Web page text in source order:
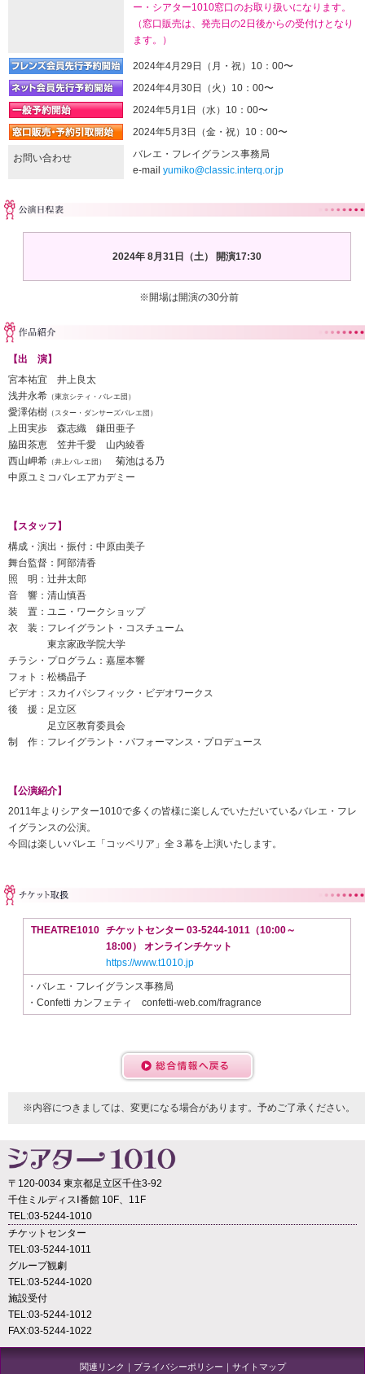
ー・シアター1010窓口のお取り扱いになります。
（窓口販売は、発売日の2日後からの受付けとなり
ます。）
2024年4月29日（月・祝）10：00〜
2024年4月30日（火）10：00〜
2024年5月1日（水）10：00〜
2024年5月3日（金・祝）10：00〜
お問い合わせ
バレエ・フレイグランス事務局
e-mail yumiko@classic.interq.or.jp
2024年 8月31日（土） 開演17:30
※開場は開演の30分前
【出 演】
宮本祐宜 井上良太
浅井永希 （東京シティ・バレエ団）
愛澤佑樹 （スター・ダンサーズバレエ団）
上田実歩 森志織 鎌田亜子
脇田茶恵 笠井千愛 山内綾香
西山岬希 （井上バレエ団）
菊池はる乃
中原ユミコバレエアカデミー
【スタッフ】
構成・演出・振付：中原由美子
舞台監督：阿部清香
照 明：辻井太郎
音 響：清山慎吾
装 置：ユニ・ワークショップ
衣 装：フレイグラント・コスチューム
東京家政学院大学
チラシ・プログラム：嘉屋本響
フォト：松橋晶子
ビデオ：スカイパシフィック・ビデオワークス
後 援：足立区
足立区教育委員会
制 作：フレイグラント・パフォーマンス・プロデュース
【公演紹介】
2011年よりシアター1010で多くの皆様に楽しんでいただいているバレエ・フレ
イグランスの公演。
今回は楽しいバレエ「コッペリア」全３幕を上演いたします。
THEATRE1010
チケットセンター 03-5244-1011（10:00～
18:00） オンラインチケット
https://www.t1010.jp
・バレエ・フレイグランス事務局
・Confetti カンフェティ confetti-web.com/fragrance
※内容につきましては、変更になる場合があります。予めご了承ください。
〒120-0034 東京都足立区千住3-92
千住ミルディスⅠ番館 10F、11F
TEL:03-5244-1010
チケットセンター
TEL:03-5244-1011
グループ観劇
TEL:03-5244-1020
施設受付
TEL:03-5244-1012
FAX:03-5244-1022
関連リンク ｜ プライバシーポリシー ｜ サイトマップ